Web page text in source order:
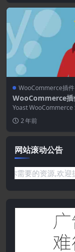
WooCommerce插件
WooCommerce插
WooCommerce
n 16.5.0
Yoast WooCommerce
是可用于 WordPress 的
2 年前
网站滚动公告
网站没有你需要的